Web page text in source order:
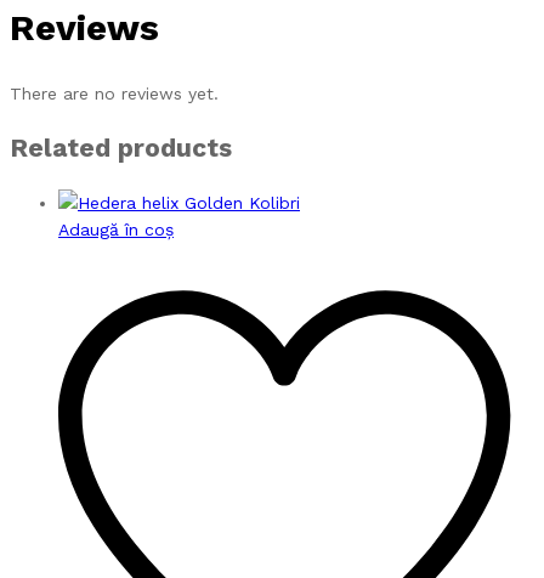
Reviews
There are no reviews yet.
Related products
Adaugă în coș